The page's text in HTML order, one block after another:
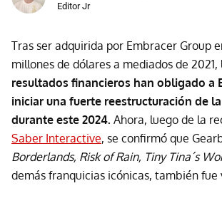
Editor Jr
Tras ser adquirida por Embracer Group
millones de dólares a mediados de 2021,
resultados financieros han obligado a
iniciar una fuerte reestructuración de
durante este 2024. Ahora, luego de la
Saber Interactive, se confirmó que
Borderlands, Risk of Rain, Tiny Tina´s
demás franquicias icónicas, también fue